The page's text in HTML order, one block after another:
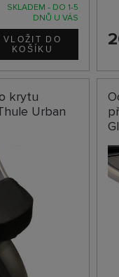
SKLADEM - DO 1-5
DNŮ U VÁS
krytu
Urban